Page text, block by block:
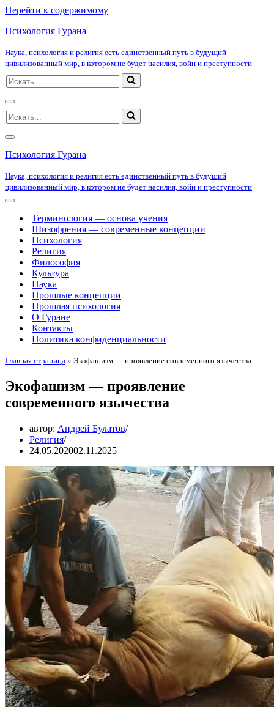
Перейти к содержимому
Психология Гурана
Наука, психология и религия есть единственный путь в будущий
цивилизованный мир, в котором не будет насилия, войн и преступности
Искать...
Меню
навигации
Искать...
Меню
навигации
Психология Гурана
Наука, психология и религия есть единственный путь в будущий
цивилизованный мир, в котором не будет насилия, войн и преступности
Меню
навигацииТерминология — основа учения
Шизофрения — современные концепции
Психология
Религия
Философия
Культура
Наука
Прошлые концепции
Прошлая психология
О Гуране
Контакты
Политика конфиденциальности
Главная страница » Экофашизм — проявление современного язычества
Экофашизм — проявление
современного язычества
автор: Андрей Булатов
Религия
24.05.202002.11.2025